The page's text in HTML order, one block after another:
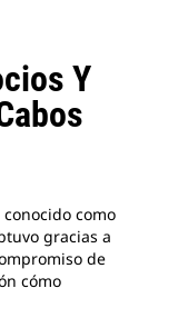
Y
conocido como
gracias a
de
cómo